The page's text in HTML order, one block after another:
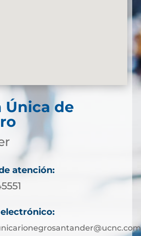
Única de
atención: